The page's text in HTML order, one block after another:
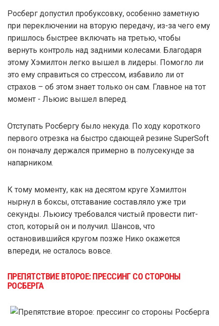
Росберг допустил пробуксовку, особенно заметную
при переключении на вторую передачу, из-за чего ему
пришлось быстрее включать на третью, чтобы
вернуть контроль над задними колесами. Благодаря
этому Хэмилтон легко вышел в лидеры. Помогло ли
это ему справиться со стрессом, избавило ли от
страхов – об этом знает только он сам. Главное на тот
момент - Льюис вышел вперед.
Отступать Росбергу было некуда. По ходу короткого
первого отрезка на быстро сдающей резине SuperSoft
он поначалу держался примерно в полусекунде за
напарником.
К тому моменту, как на десятом круге Хэмилтон
нырнул в боксы, отставание составляло уже три
секунды. Льюису требовался чистый провести пит-
стоп, который он и получил. Шансов, что
остановившийся кругом позже Нико окажется
впереди, не осталось вовсе.
ПРЕПЯТСТВИЕ ВТОРОЕ: ПРЕССИНГ СО СТОРОНЫ
РОСБЕРГА